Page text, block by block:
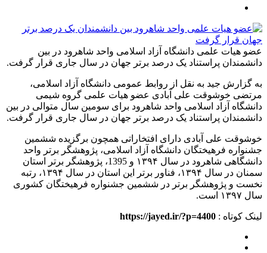
عضو هیات علمی دانشگاه آزاد اسلامی واحد شاهرود در بین
دانشمندان پراستناد یک درصد برتر جهان در سال جاری قرار گرفت.
به گزارش جید به نقل از روابط عمومی دانشگاه آزاد اسلامی،
مرتضی خوشوقت علی آبادی عضو هیات علمی گروه شیمی
دانشگاه آزاد اسلامی واحد شاهرود برای سومین سال متوالی در بین
دانشمندان پراستناد یک درصد برتر جهان در سال جاری قرار گرفت.
خوشوقت علی آبادی دارای افتخاراتی همچون برگزیده ششمین
جشنواره فرهیختگان دانشگاه آزاد اسلامی، پژوهشگر برتر واحد
دانشگاهی شاهرود در سال ۱۳۹۴ و 1395، پژوهشگر برتر استان
سمنان در سال ۱۳۹۴، فناور برتر این استان در سال ۱۳۹۴، رتبه
نخست و پژوهشگر برتر در ششمین جشنواره فرهیختگان کشوری
سال ۱۳۹۷ است.
لینک کوتاه : https://jayed.ir/?p=4400